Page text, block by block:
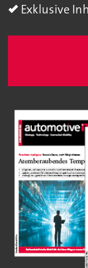
Exklusive